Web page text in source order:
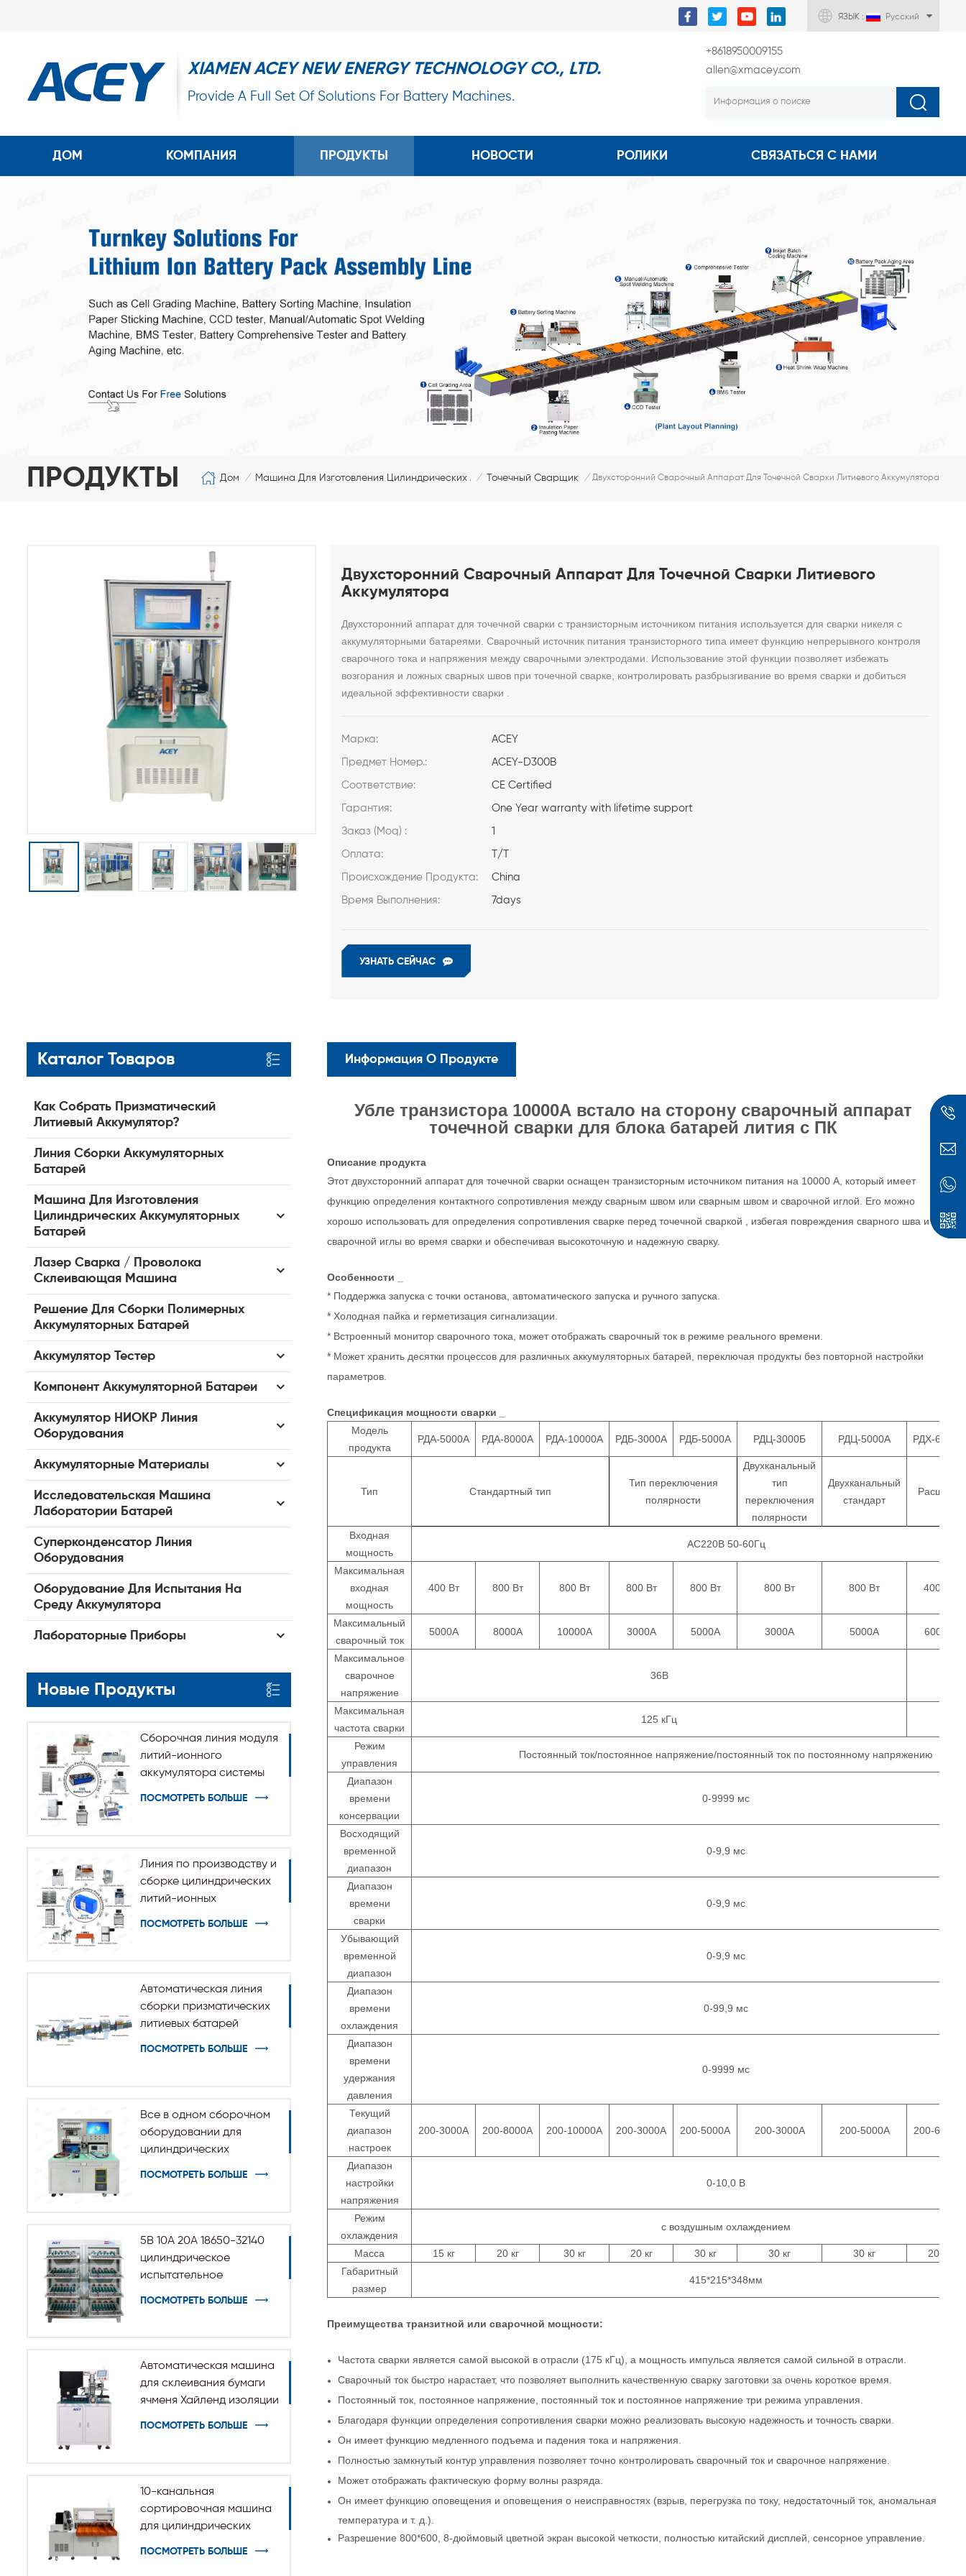
ЯЗЫК : Русский
XIAMEN ACEY NEW ENERGY TECHNOLOGY CO., LTD.
Provide A Full Set Of Solutions For Battery Machines.
+8618950009155
allen@xmacey.com
ДОМ КОМПАНИЯ ПРОДУКТЫ НОВОСТИ РОЛИКИ СВЯЗАТЬСЯ С НАМИ
ПРОДУКТЫ Дом / Машина Для Изготовления Цилиндрических Аккумуляторных Батарей
/ Точечный Сварщик / Двухсторонний Сварочный Аппарат Для Точечной Сварки Литиевого Аккумулятора
Двухсторонний Сварочный Аппарат Для Точечной Сварки Литиевого
Аккумулятора
Двухсторонний аппарат для точечной сварки с транзисторным источником питания используется для сварки никеля с
аккумуляторными батареями. Сварочный источник питания транзисторного типа имеет функцию непрерывного контроля
сварочного тока и напряжения между сварочными электродами. Использование этой функции позволяет избежать
возгорания и ложных сварных швов при точечной сварке, контролировать разбрызгивание во время сварки и добиться
идеальной эффективности сварки
Марка: ACEY
Предмет Номер.: ACEY-D300B
Соответствие: CE Certified
Гарантия: One Year warranty with lifetime support
Заказ (Moq) : 1
Оплата: T/T
Происхождение Продукта: China
Время Выполнения: 7days
УЗНАТЬ СЕЙЧАС
Каталог Товаров
Как Собрать Призматический
Литиевый Аккумулятор?
Линия Сборки Аккумуляторных
Батарей
Машина Для Изготовления
Цилиндрических Аккумуляторных
Батарей
Лазер Сварка / Проволока
Склеивающая Машина
Решение Для Сборки Полимерных
Аккумуляторных Батарей
Аккумулятор Тестер
Компонент Аккумуляторной Батареи
Аккумулятор НИОКР Линия
Оборудования
Аккумуляторные Материалы
Исследовательская Машина
Лаборатории Батарей
Суперконденсатор Линия
Оборудования
Оборудование Для Испытания На
Среду Аккумулятора
Лабораторные Приборы
Новые Продукты
Сборочная линия модуля
литий-ионного
аккумулятора системы
ПОСМОТРЕТЬ БОЛЬШЕ
Линия по производству и
сборке цилиндрических
литий-ионных
ПОСМОТРЕТЬ БОЛЬШЕ
Автоматическая линия
сборки призматических
литиевых батарей
ПОСМОТРЕТЬ БОЛЬШЕ
Все в одном сборочном
оборудовании для
цилиндрических
ПОСМОТРЕТЬ БОЛЬШЕ
5В 10А 20А 18650-32140
цилиндрическое
испытательное
ПОСМОТРЕТЬ БОЛЬШЕ
Автоматическая машина
для склеивания бумаги
ячменя Хайленд изоляции
ПОСМОТРЕТЬ БОЛЬШЕ
10-канальная
сортировочная машина
для цилиндрических
ПОСМОТРЕТЬ БОЛЬШЕ
Информация О Продукте
Убле транзистора 10000А встало на сторону сварочный аппарат
точечной сварки для блока батарей лития с ПК
Описание продукта
Этот двухсторонний аппарат для точечной сварки оснащен транзисторным источником питания на 10000 А, который имеет
функцию определения контактного сопротивления между сварным швом или сварным швом и сварочной иглой. Его можно
хорошо использовать для определения сопротивления сварке перед точечнойсваркой , избегая повреждения сварного шва и
сварочной иглы во время сварки и обеспечивая высокоточную и надежную сварку.
Особенности
* Поддержка запуска с точки останова, автоматического запуска и ручного запуска.
* Холодная пайка и герметизация сигнализации.
* Встроенный монитор сварочного тока, может отображать сварочный ток в режиме реального времени.
* Может хранить десятки процессов для различных аккумуляторных батарей, переключая продукты без повторной настройки
параметров.
Спецификация мощностисварки
Модель
продукта
РДА-5000А РДА-8000А РДА-10000А РДБ-3000А РДБ-5000А РДЦ-3000Б РДЦ-5000А РДХ-6000А
Тип Стандартный тип
Тип переключения
полярности
Двухканальный
тип
переключения
полярности
Двухканальный
стандарт
Входная
мощность
AC220В 50-60Гц
Максимальная
входная
мощность
400 Вт 800 Вт 800 Вт 800 Вт 800 Вт 800 Вт 800 Вт 400 Вт
Максимальный
сварочный ток
5000А 8000А 10000А 3000А 5000А 3000А 5000А 6000А
Максимальное
сварочное
напряжение
36В
Максимальная
частота сварки
125 кГц
Режим
управления
Постоянный ток/постоянное напряжение/постоянный ток по постоянному напряжению
Диапазон
времени
консервации
0-9999 мс
Восходящий
временной
диапазон
0-9,9 мс
Диапазон
времени
сварки
0-9,9 мс
Убывающий
временной
диапазон
0-9,9 мс
Диапазон
времени
охлаждения
0-99,9 мс
Диапазон
времени
удержания
давления
0-9999 мс
Текущий
диапазон
настроек
200-3000А 200-8000А 200-10000А 200-3000А 200-5000А 200-3000А 200-5000А 200-6000А
Диапазон
настройки
напряжения
0-10,0 В
Режим
охлаждения
с воздушным охлаждением
Масса 15 кг 20 кг 30 кг 20 кг 30 кг 30 кг 30 кг
20 кг
Габаритный
размер
415*215*348мм
Преимуществатранзитной илисварочной мощности:
Частота сварки является самой высокой в ​​отрасли (175 кГц), а мощность импульса является самой сильной в отрасли.
Сварочный ток быстро нарастает, что позволяет выполнить качественную сварку заготовки за очень короткое время.
Постоянный ток, постоянное напряжение, постоянный ток и постоянное напряжение три режима управления.
Благодаря функции определения сопротивления сварки можно реализовать высокую надежность и точность сварки.
Он имеет функцию медленного подъема и падения тока и напряжения.
Полностью замкнутый контур управления позволяет точно контролировать сварочный ток и сварочное напряжение.
Может отображать фактическую форму волны разряда.
Он имеет функцию оповещения и оповещения о неисправностях (взрыв, перегрузка по току, недостаточный ток, аномальная
температура и т. д.).
Разрешение 800*600, 8-дюймовый цветной экран высокой четкости, полностью китайский дисплей, сенсорное управление.